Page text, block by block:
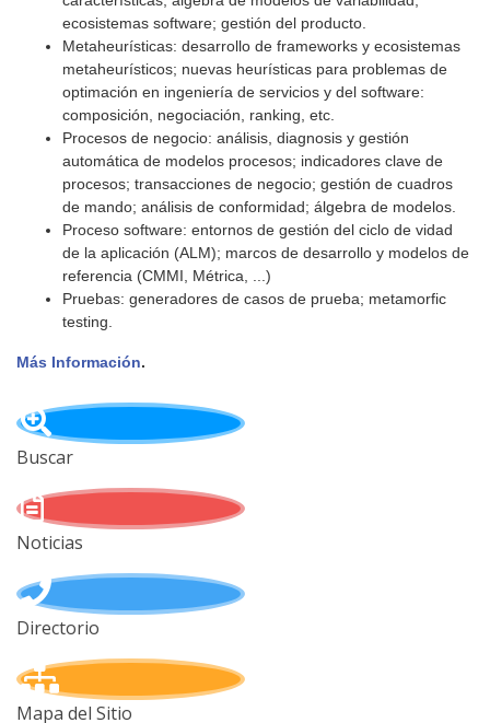
ecosistemas software; gestión del producto.
Metaheurísticas: desarrollo de frameworks y ecosistemas
metaheurísticos; nuevas heurísticas para problemas de
optimación en ingeniería de servicios y del software:
composición, negociación, ranking, etc.
Procesos de negocio: análisis, diagnosis y gestión
automática de modelos procesos; indicadores clave de
procesos; transacciones de negocio; gestión de cuadros
de mando; análisis de conformidad; álgebra de modelos.
Proceso software: entornos de gestión del ciclo de vidad
de la aplicación (ALM); marcos de desarrollo y modelos de
referencia (CMMI, Métrica, ...)
Pruebas: generadores de casos de prueba; metamorfic
testing.
Más Información.
Buscar
Noticias
Directorio
Mapa del Sitio